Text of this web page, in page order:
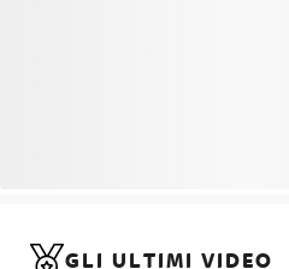
GLI ULTIMI VIDEO